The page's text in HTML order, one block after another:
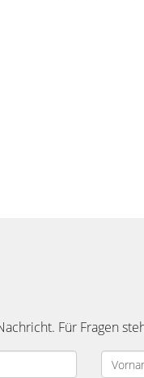
Für Fragen